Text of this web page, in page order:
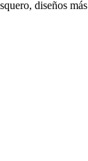
diseños más